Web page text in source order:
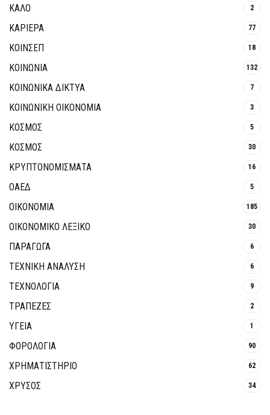
ΚΑΛΟ 2
ΚΑΡΙΕΡΑ 77
ΚΟΙΝΣΕΠ 18
ΚΟΙΝΩΝΙΑ 132
ΚΟΙΝΩΝΙΚΆ ΔΊΚΤΥΑ 7
ΚΟΙΝΩΝΙΚΉ ΟΙΚΟΝΟΜΊΑ 3
ΚΟΣΜΟΣ 5
ΚΟΣΜΟΣ 30
ΚΡΥΠΤΟΝΟΜΊΣΜΑΤΑ 16
ΟΑΕΔ 5
ΟΙΚΟΝΟΜΙΑ 185
ΟΙΚΟΝΟΜΙΚΟ ΛΕΞΙΚΟ 30
ΠΑΡΑΓΩΓΑ 6
ΤΕΧΝΙΚΗ ΑΝΑΛΥΣΗ 6
ΤΕΧΝΟΛΟΓΙΑ 9
ΤΡΆΠΕΖΕΣ 2
ΥΓΕΙΑ 1
ΦΟΡΟΛΟΓΙΑ 90
ΧΡΗΜΑΤΙΣΤΗΡΙΟ 62
ΧΡΥΣΟΣ 34